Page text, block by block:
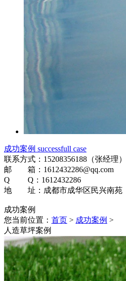
成功案例 successfull case
联系方式：15208356188（张经理）
邮 箱：1612432286@qq.com
Q Q：1612432286
地 址：成都市成华区民兴南苑
成功案例
您当前位置： 首页 > 成功案例 >
人造草坪案例